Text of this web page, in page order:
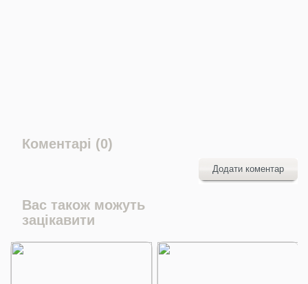
Коментарі (0)
Додати коментар
Вас також можуть
зацікавити